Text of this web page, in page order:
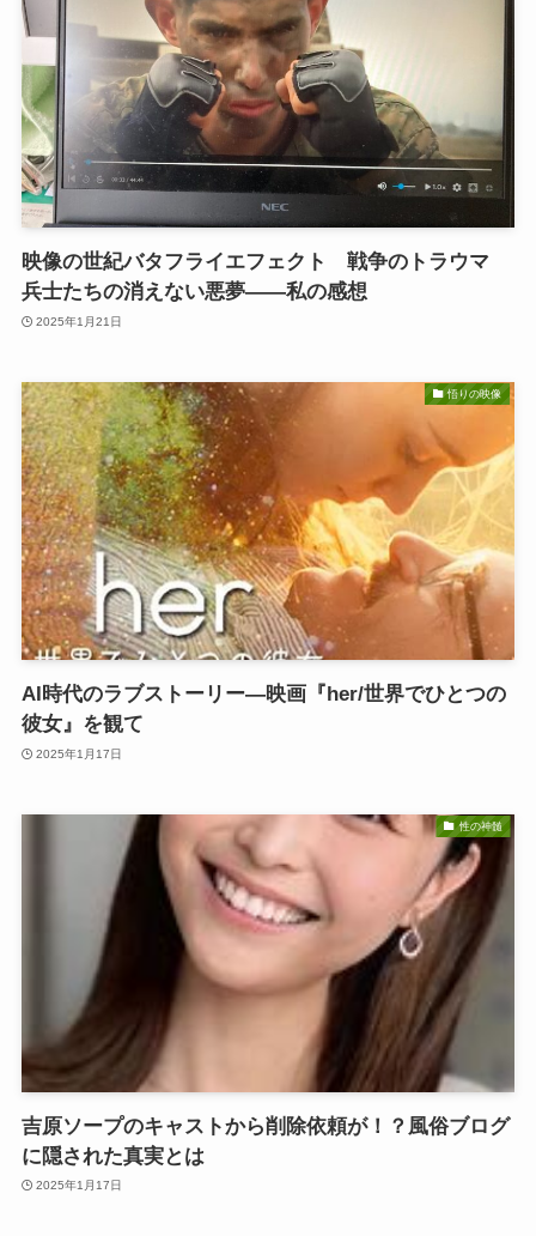
映像の世紀バタフライエフェクト 戦争のトラウマ
兵士たちの消えない悪夢——私の感想
2025年1月21日
悟りの映像
AI時代のラブストーリー—映画『her/世界でひとつの
彼女』を観て
2025年1月17日
性の神髄
吉原ソープのキャストから削除依頼が！？風俗ブログ
に隠された真実とは
2025年1月17日